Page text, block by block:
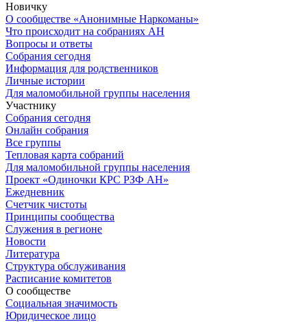
Новичку
О сообществе «Анонимные Наркоманы»
Что происходит на собраниях АН
Вопросы и ответы
Собрания сегодня
Информация для родственников
Личные истории
Для маломобильной группы населения
Участнику
Собрания сегодня
Онлайн собрания
Все группы
Тепловая карта собраний
Для маломобильной группы населения
Проект «Одиночки КРС РЗФ АН»
Ежедневник
Счетчик чистоты
Принципы сообщества
Служения в регионе
Новости
Литература
Структура обслуживания
Расписание комитетов
О сообществе
Социальная значимость
Юридическое лицо